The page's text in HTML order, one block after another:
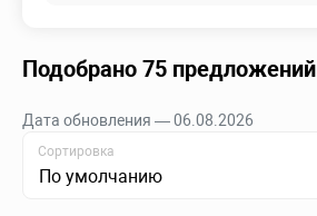
Подобрано 75 предложений
Дата обновления — 06.08.2026
Сортировка
По умолчанию